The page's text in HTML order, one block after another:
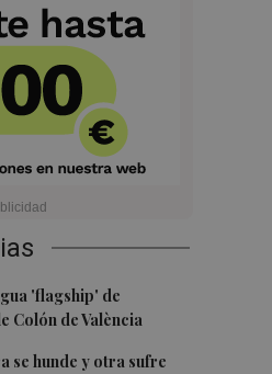
'flagship' de
Colón de València
se hunde y otra sufre